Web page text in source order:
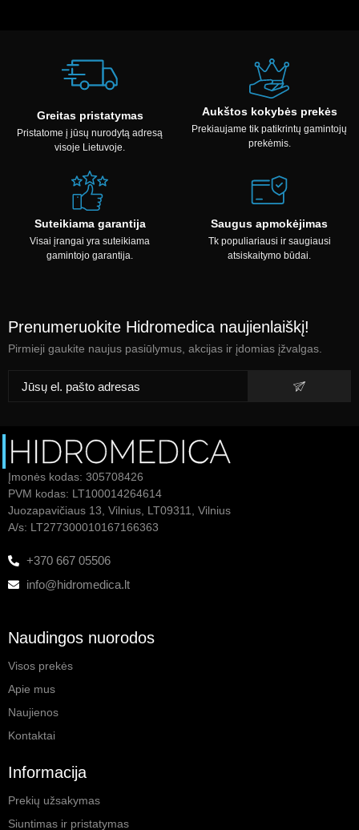
Greitas pristatymas
Pristatome į jūsų nurodytą adresą
visoje Lietuvoje.
Aukštos kokybės prekės
Prekiaujame tik patikrintų gamintojų
prekėmis.
Suteikiama garantija
Visai įrangai yra suteikiama
gamintojo garantija.
Saugus apmokėjimas
Tk populiariausi ir saugiausi
atsiskaitymo būdai.
Prenumeruokite Hidromedica naujienlaiškį!
Pirmieji gaukite naujus pasiūlymus, akcijas ir įdomias įžvalgas.
Įmonės kodas: 305708426
PVM kodas: LT100014264614
Juozapavičiaus 13, Vilnius, LT09311, Vilnius
A/s: LT277300010167166363
+370 667 05506
info@hidromedica.lt
Naudingos nuorodos
Visos prekės
Apie mus
Naujienos
Kontaktai
Informacija
Prekių užsakymas
Siuntimas ir pristatymas